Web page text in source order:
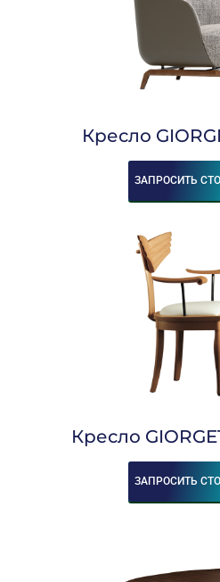
Кресло
ЗАПРОСИТЬ
Кресло
ЗАПРОСИТЬ